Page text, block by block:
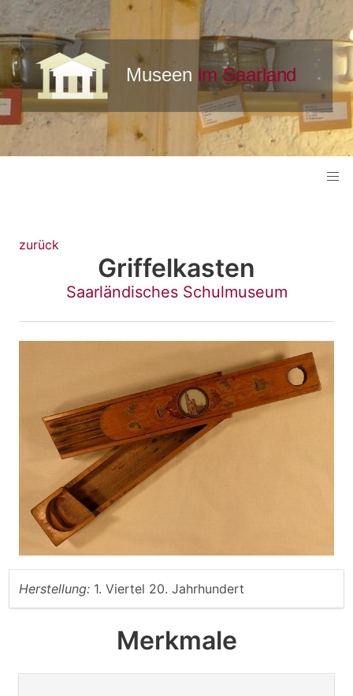
zurück
Griffelkasten
Saarländisches Schulmuseum
Herstellung: 1. Viertel 20. Jahrhundert
Merkmale